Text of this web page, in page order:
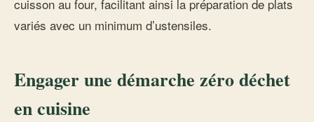
cuisson au four, facilitant ainsi la préparation de plats
variés avec un minimum d’ustensiles.
Engager une démarche zéro déchet
en cuisine